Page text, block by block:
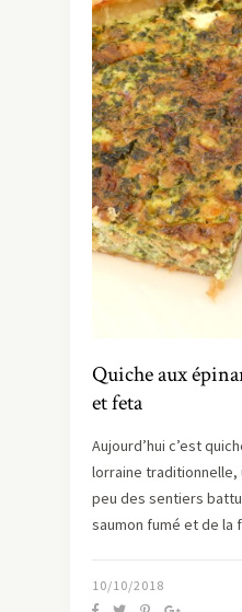
Quiche aux
et feta
Aujourd’hui c’est
lorraine traditionnelle,
peu des sentiers
saumon fumé et de
10/10/2018